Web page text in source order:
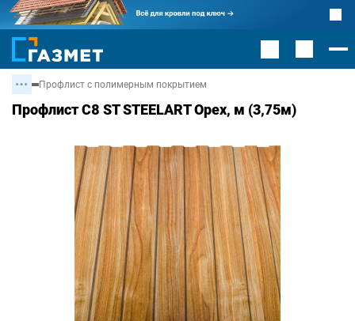
Профлист с полимерным покрытием
Профлист С8 ST STEELART Орех, м (3,75м)